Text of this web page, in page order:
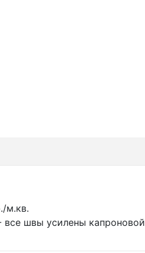
м.кв.
швы усилены капроновой